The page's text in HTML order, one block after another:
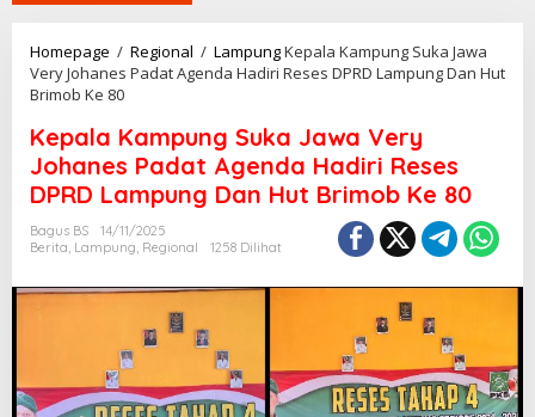
Homepage / Regional / LampungKepala Kampung Suka Jawa
Very Johanes Padat Agenda Hadiri Reses DPRD Lampung Dan Hut
Brimob Ke 80
Kepala Kampung Suka Jawa Very
Johanes Padat Agenda Hadiri Reses
DPRD Lampung Dan Hut Brimob Ke 80
Bagus BS
14/11/2025
Berita, Lampung, Regional 1258 Dilihat